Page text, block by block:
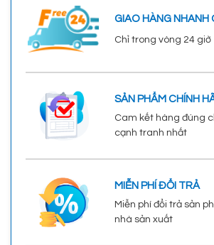
GIAO HÀNG NHANH
Chỉ trong vòng 24 giờ
SẢN PHẨM CHÍNH
Cam kết hàng đúng
cạnh tranh nhất
MIỄN PHÍ ĐỔI TRẢ
Miễn phí đổi trả sản
nhà sản xuất